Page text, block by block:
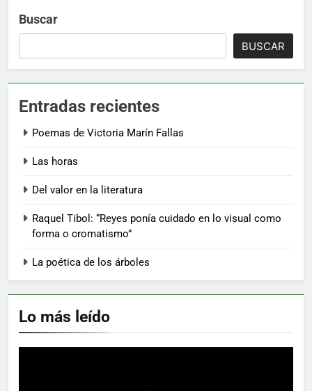
Buscar
BUSCAR
Entradas recientes
Poemas de Victoria Marín Fallas
Las horas
Del valor en la literatura
Raquel Tibol: “Reyes ponía cuidado en lo visual como
forma o cromatismo”
La poética de los árboles
Lo más leído